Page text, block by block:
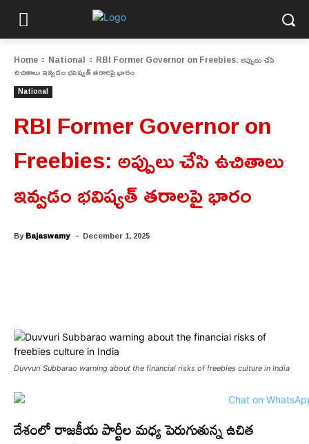
Home National RBI Former Governor on Freebies: అప్పులు చేసి
ఉచితాలు ఇవ్వడం భవిష్యత్ తరాలపై భారం
National
RBI Former Governor on
Freebies: అప్పులు చేసి ఉచితాలు
ఇవ్వడం భవిష్యత్ తరాలపై భారం
ByBajaswamy - December 1, 2025
Duvvuri Subbarao warning about the financial risks of freebies culture in India
దేశంలో రాజకీయ పార్టీల మధ్య పెరుగుతున్న ఉచిత